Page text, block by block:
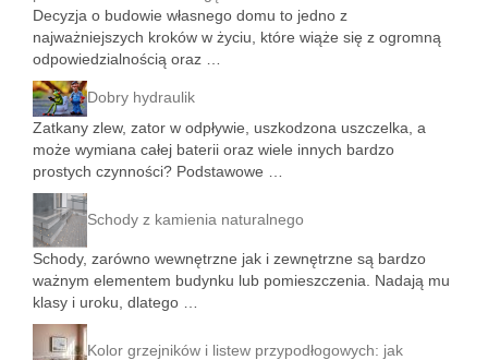
Decyzja o budowie własnego domu to jedno z
najważniejszych kroków w życiu, które wiąże się z ogromną
odpowiedzialnością oraz …
Dobry hydraulik
Zatkany zlew, zator w odpływie, uszkodzona uszczelka, a
może wymiana całej baterii oraz wiele innych bardzo
prostych czynności? Podstawowe …
Schody z kamienia naturalnego
Schody, zarówno wewnętrzne jak i zewnętrzne są bardzo
ważnym elementem budynku lub pomieszczenia. Nadają mu
klasy i uroku, dlatego …
Kolor grzejników i listew przypodłogowych: jak